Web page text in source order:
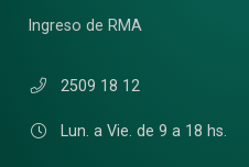
Ingreso de RMA
2509 18 12
Lun. a Vie. de 9 a 18 hs.